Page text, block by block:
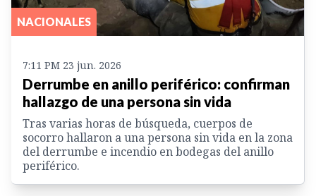
NACIONALES
7:11 PM 23 jun. 2026
Derrumbe en anillo periférico: confirman
hallazgo de una persona sin vida
Tras varias horas de búsqueda, cuerpos de
socorro hallaron a una persona sin vida en la zona
del derrumbe e incendio en bodegas del anillo
periférico.